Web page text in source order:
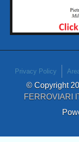
Privacy Policy
© Copyright
FERROVIARI